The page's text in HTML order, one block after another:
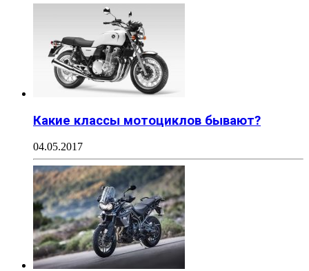
Какие классы мотоциклов бывают?
04.05.2017